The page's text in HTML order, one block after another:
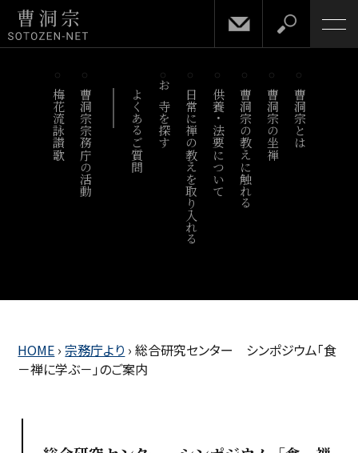
梅花流詠讃歌 曹洞宗宗務庁の活動 よくあるご質問 お寺を探す 日常に禅の教えを取り入れる供養・法要について曹洞宗の教えに触れる 曹洞宗の坐禅 曹洞宗とは
HOME › 宗務庁より › 総合研究センター シンポジウム「食
－禅に学ぶ－」のご案内